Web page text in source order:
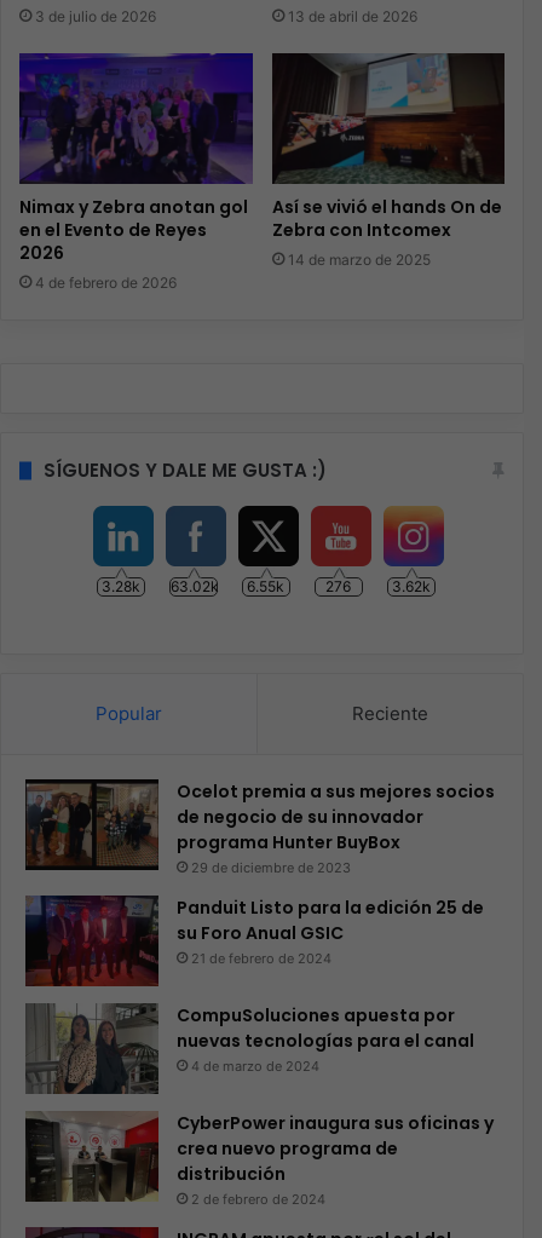
3 de julio de 2026 13 de abril de 2026
Nimax y Zebra anotan gol
en el Evento de Reyes
2026
4 de febrero de 2026
Así se vivió el hands On de
Zebra con Intcomex
14 de marzo de 2025
SÍGUENOS Y DALE ME GUSTA :)
3.28k 63.02k 6.55k 276 3.62k
Popular Reciente
Ocelot premia a sus mejores socios
de negocio de su innovador
programa Hunter BuyBox
29 de diciembre de 2023
Panduit Listo para la edición 25 de
su Foro Anual GSIC
21 de febrero de 2024
CompuSoluciones apuesta por
nuevas tecnologías para el canal
4 de marzo de 2024
CyberPower inaugura sus oficinas y
crea nuevo programa de
distribución
2 de febrero de 2024